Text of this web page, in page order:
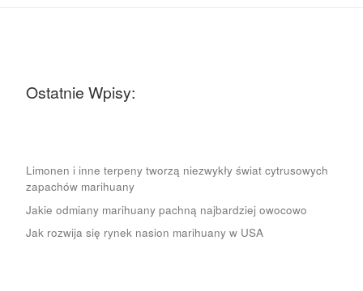
Ostatnie Wpisy:
Limonen i inne terpeny tworzą niezwykły świat cytrusowych
zapachów marihuany
Jakie odmiany marihuany pachną najbardziej owocowo
Jak rozwija się rynek nasion marihuany w USA